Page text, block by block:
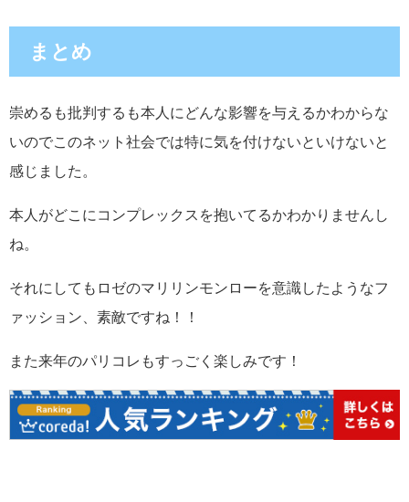
まとめ
崇めるも批判するも本人にどんな影響を与えるかわからな
いのでこのネット社会では特に気を付けないといけないと
感じました。
本人がどこにコンプレックスを抱いてるかわかりませんし
ね。
それにしてもロゼのマリリンモンローを意識したようなフ
ァッション、素敵ですね！！
また来年のパリコレもすっごく楽しみです！